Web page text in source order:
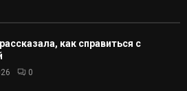
как справиться с
0